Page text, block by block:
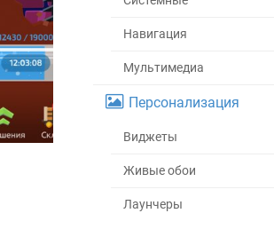
Навигация
Мультимедиа
Персонализация
Виджеты
Живые обои
Лаунчеры